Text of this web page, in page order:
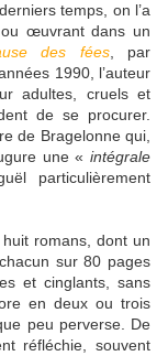
temps, on l’a
œuvrant dans un
des fées, par
1990, l’auteur
adultes, cruels et
de se procurer.
de Bragelonne qui,
une «intégrale
particulièrement
romans, dont un
sur 80 pages
et cinglants, sans
en deux ou trois
peu perverse. De
réfléchie, souvent